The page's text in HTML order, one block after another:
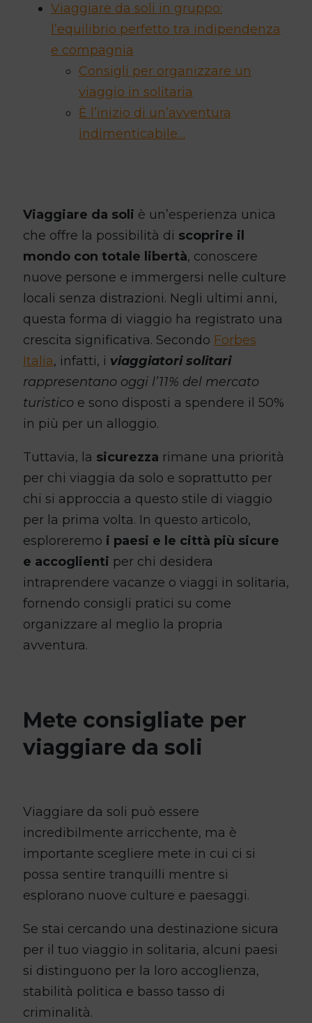
Viaggiare da soli in gruppo:
l’equilibrio perfetto tra indipendenza
e compagnia
Consigli per organizzare un
viaggio in solitaria
È l’inizio di un’avventura
indimenticabile…
Viaggiare da soli è un’esperienza unica
che offre la possibilità di scoprire il
mondo con totale libertà, conoscere
nuove persone e immergersi nelle culture
locali senza distrazioni. Negli ultimi anni,
questa forma di viaggio ha registrato una
crescita significativa. Secondo Forbes
Italia, infatti, i viaggiatori solitari
rappresentano oggi l’11% del mercato
turistico e sono disposti a spendere il 50%
in più per un alloggio.
Tuttavia, la sicurezza rimane una priorità
per chi viaggia da solo e soprattutto per
chi si approccia a questo stile di viaggio
per la prima volta. In questo articolo,
esploreremo i paesi e le città più sicure
e accoglienti per chi desidera
intraprendere vacanze o viaggi in solitaria,
fornendo consigli pratici su come
organizzare al meglio la propria
avventura.
Mete consigliate per
viaggiare da soli
Viaggiare da soli può essere
incredibilmente arricchente, ma è
importante scegliere mete in cui ci si
possa sentire tranquilli mentre si
esplorano nuove culture e paesaggi.
Se stai cercando una destinazione sicura
per il tuo viaggio in solitaria, alcuni paesi
si distinguono per la loro accoglienza,
stabilità politica e basso tasso di
criminalità.